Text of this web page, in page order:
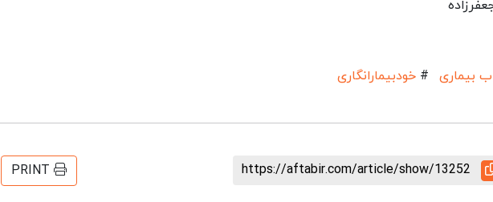
بیماری # خودبیمارانگاری
https://aftabir.com/article/show/13252
PRINT